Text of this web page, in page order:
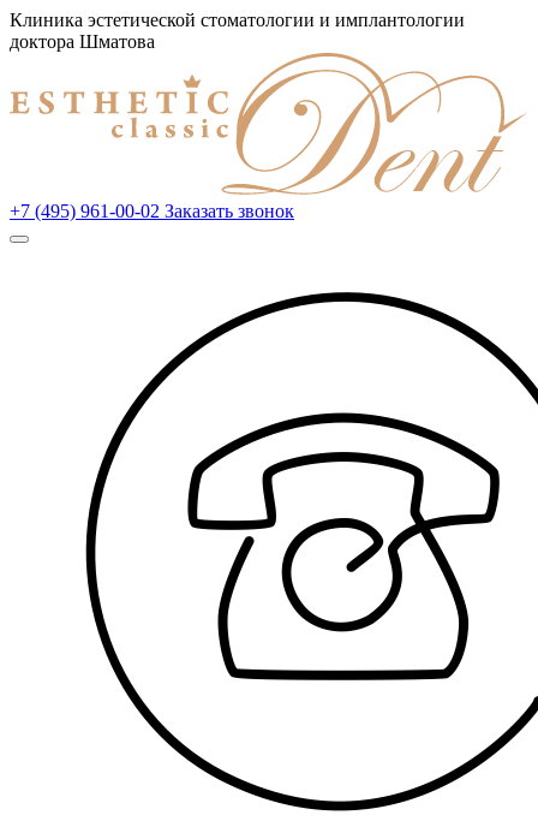
Клиника эстетической стоматологии и имплантологии
доктора Шматова
+7 (495) 961-00-02 Заказать звонок